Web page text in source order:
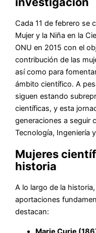
Cada 11 de febrero se
Mujer y la Niña en la
ONU en 2015 con el
contribución de las
así como para
ámbito científico. A
siguen estando
científicas, y esta
generaciones a seguir
Tecnología, Ingeniería
Mujeres
historia
A lo largo de la
aportaciones
destacan: